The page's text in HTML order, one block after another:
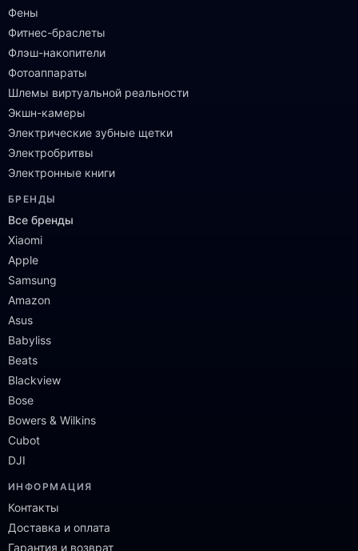
Фены
Фитнес-браслеты
Флэш-накопители
Фотоаппараты
Шлемы виртуальной реальности
Экшн-камеры
Электрические зубные щетки
Электробритвы
Электронные книги
БРЕНДЫ
Все бренды
Xiaomi
Apple
Samsung
Amazon
Asus
Babyliss
Beats
Blackview
Bose
Bowers & Wilkins
Cubot
DJI
ИНФОРМАЦИЯ
Контакты
Доставка и оплата
Гарантия и возврат